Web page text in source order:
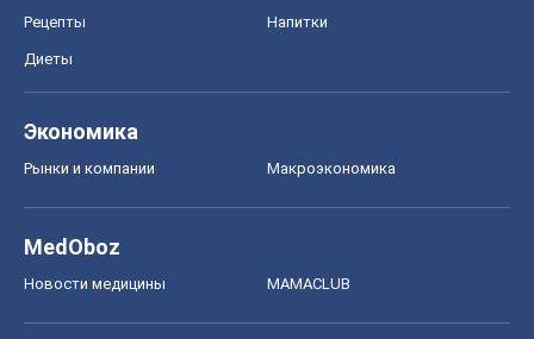
Рецепты Напитки
Диеты
Экономика
Рынки и компании Mакроэкономика
MedOboz
Новости медицины MAMACLUB